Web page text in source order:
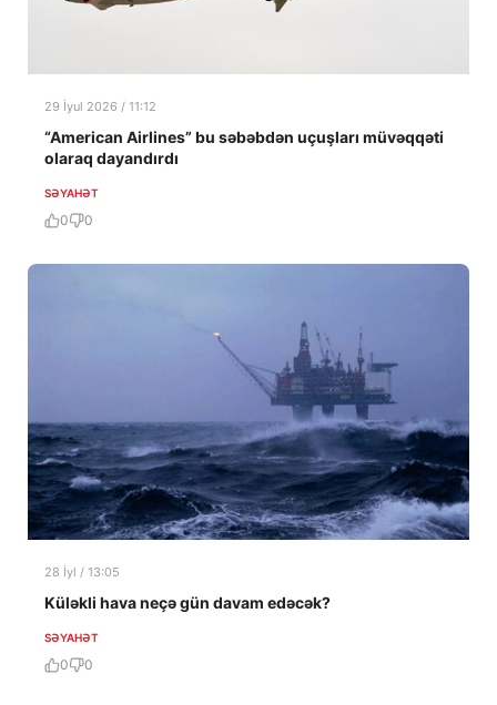
29 İyul 2026 / 11:12
“American Airlines” bu səbəbdən uçuşları müvəqqəti
olaraq dayandırdı
SƏYAHƏT
0 0
28 İyl / 13:05
Küləkli hava neçə gün davam edəcək?
SƏYAHƏT
0 0